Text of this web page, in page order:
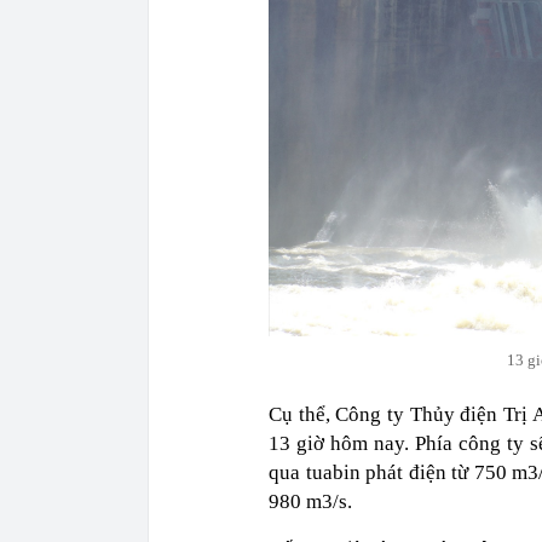
13
Cụ thể, Công ty Thủy điện Trị
13 giờ hôm nay. Phía công ty
qua tuabin phát điện từ 750
980 m3/s.